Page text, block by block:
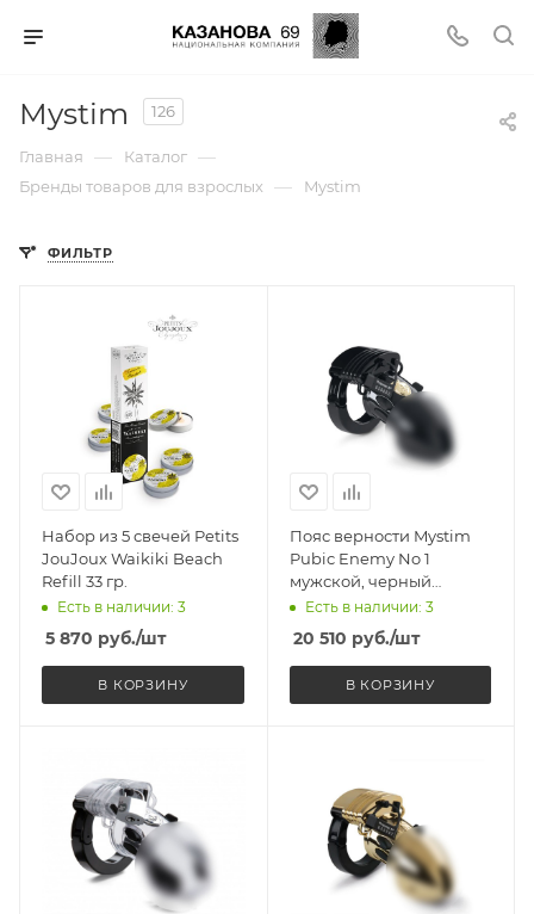
Mystim 126
Главная — Каталог —
Бренды товаров для взрослых — Mystim
ФИЛЬТР
Набор из 5 свечей Petits
JouJoux Waikiki Beach
Refill 33 гр.
Есть в наличии: 3
5 870 руб./шт
В КОРЗИНУ
Пояс верности Mystim
Pubic Enemy No 1
мужской, черный
(Источник импульсов
приобретается
отдельно)
Есть в наличии: 3
20 510 руб./шт
В КОРЗИНУ